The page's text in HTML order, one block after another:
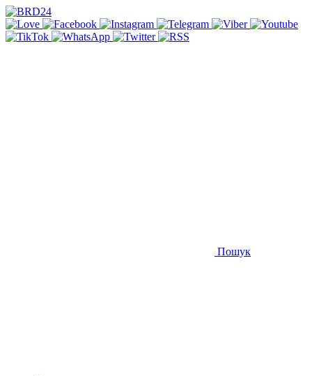
Пошук